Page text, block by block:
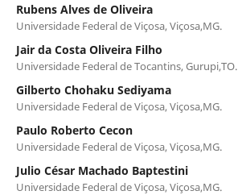
Rubens Alves de Oliveira
Universidade Federal de Viçosa, Viçosa,MG.
Jair da Costa Oliveira Filho
Universidade Federal de Tocantins, Gurupi,TO.
Gilberto Chohaku Sediyama
Universidade Federal de Viçosa, Viçosa,MG.
Paulo Roberto Cecon
Universidade Federal de Viçosa, Viçosa,MG.
Julio César Machado Baptestini
Universidade Federal de Viçosa, Viçosa,MG.